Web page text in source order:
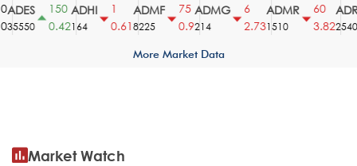
150
0.42
ADHI
164
0.61
ADMF
8225
75
0.9
ADMG
214
2.73
ADMR
1510
60
3.82
ADRO
2540
More Market Data
Market Watch